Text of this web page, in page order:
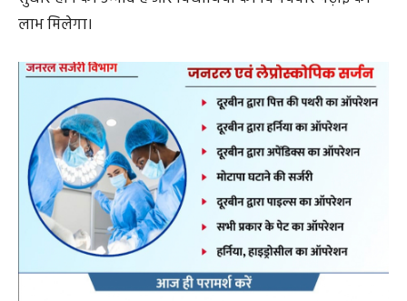
लाभ मिलेगा।